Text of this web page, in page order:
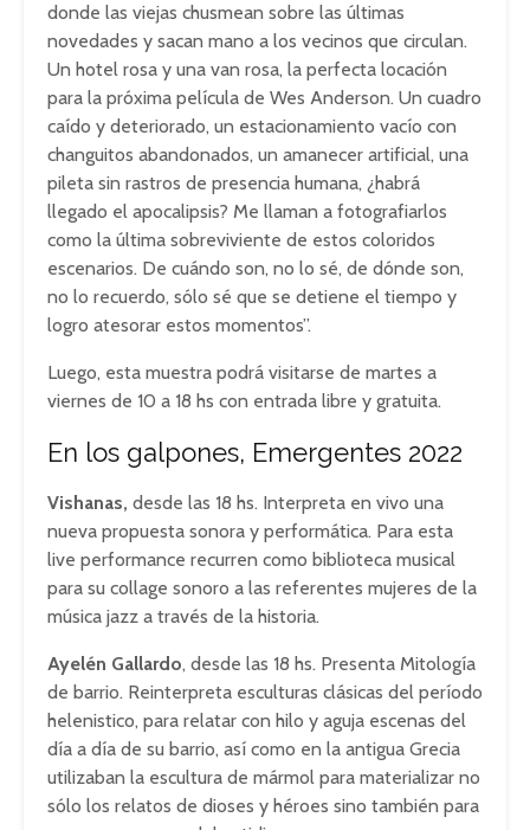
donde las viejas chusmean sobre las últimas
novedades y sacan mano a los vecinos que circulan.
Un hotel rosa y una van rosa, la perfecta locación
para la próxima película de Wes Anderson. Un cuadro
caído y deteriorado, un estacionamiento vacío con
changuitos abandonados, un amanecer artificial, una
pileta sin rastros de presencia humana, ¿habrá
llegado el apocalipsis? Me llaman a fotografiarlos
como la última sobreviviente de estos coloridos
escenarios. De cuándo son, no lo sé, de dónde son,
no lo recuerdo, sólo sé que se detiene el tiempo y
logro atesorar estos momentos”.
Luego, esta muestra podrá visitarse de martes a
viernes de 10 a 18 hs con entrada libre y gratuita.
En los galpones, Emergentes 2022
Vishanas, desde las 18 hs. Interpreta en vivo una
nueva propuesta sonora y performática. Para esta
live performance recurren como biblioteca musical
para su collage sonoro a las referentes mujeres de la
música jazz a través de la historia.
Ayelén Gallardo, desde las 18 hs. Presenta Mitología
de barrio. Reinterpreta esculturas clásicas del período
helenistico, para relatar con hilo y aguja escenas del
día a día de su barrio, así como en la antigua Grecia
utilizaban la escultura de mármol para materializar no
sólo los relatos de dioses y héroes sino también para